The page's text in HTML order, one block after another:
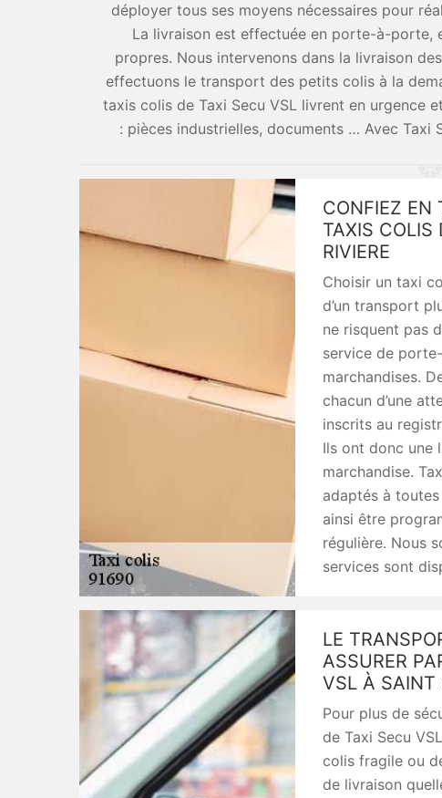
déployer tous ses moyens nécessaires pour
La livraison est effectuée en porte-à-porte,
propres. Nous intervenons dans la livraison
effectuons le transport des petits colis à la
taxis colis de Taxi Secu VSL livrent en urgence
: pièces industrielles, documents … Avec Taxi
CONFIEZ EN
TAXIS COLIS
RIVIERE
Choisir un taxi
d’un transport
ne risquent pas
service de
marchandises.
chacun d’une
inscrits au
Ils ont donc une
marchandise.
adaptés à
ainsi être
régulière. Nous
services sont
LE
ASSURER
VSL À SAINT
Pour plus de
de Taxi Secu
colis fragile ou
de livraison